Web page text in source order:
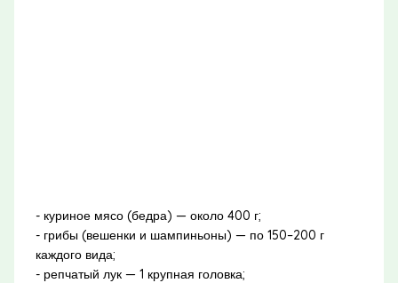
- куриное мясо (бедра) — около 400 г;
- грибы (вешенки и шампиньоны) — по 150–200 г
каждого вида;
- репчатый лук — 1 крупная головка;